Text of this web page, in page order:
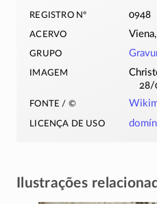
registro nº 0948
acervo Viena,
grupo
imagem
28/
fonte / ©
licença de uso
Ilustrações